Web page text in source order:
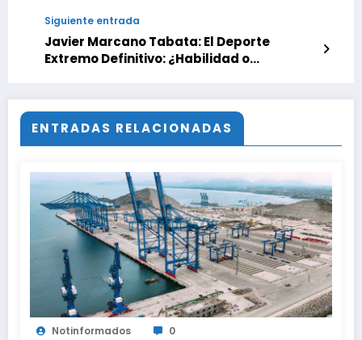
Siguiente entrada
Javier Marcano Tabata: El Deporte
Extremo Definitivo: ¿Habilidad o
ENTRADAS RELACIONADAS
Notinformados 0